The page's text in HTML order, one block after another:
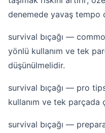
denemede yavaş tempo
survival bıçağı —
yönlü kullanım ve tek
düşünülmelidir.
survival bıçağı — pro
kullanım ve tek
survival bıçağı —